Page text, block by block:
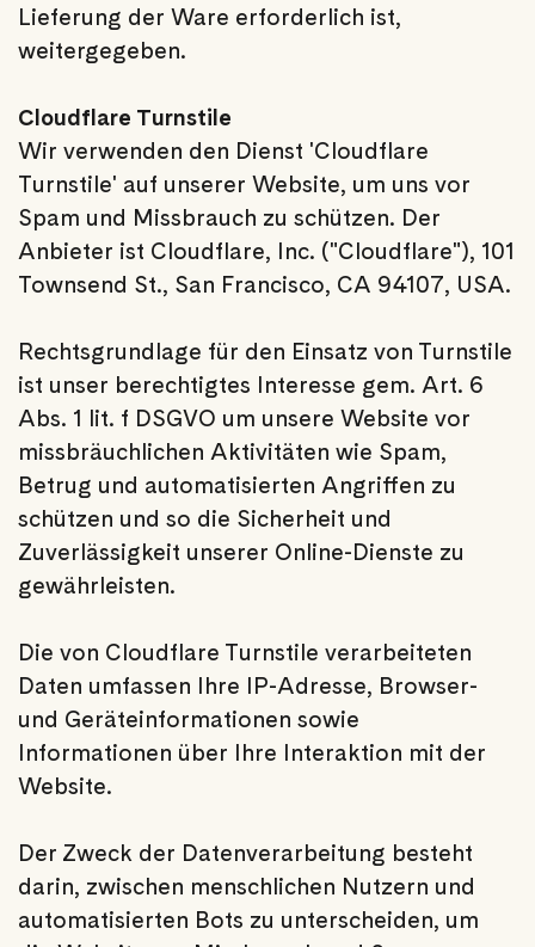
Lieferung der Ware erforderlich ist,
weitergegeben.
Cloudflare Turnstile
Wir verwenden den Dienst 'Cloudflare
Turnstile' auf unserer Website, um uns vor
Spam und Missbrauch zu schützen. Der
Anbieter ist Cloudflare, Inc. ("Cloudflare"), 101
Townsend St., San Francisco, CA 94107, USA.
Rechtsgrundlage für den Einsatz von Turnstile
ist unser berechtigtes Interesse gem. Art. 6
Abs. 1 lit. f DSGVO um unsere Website vor
missbräuchlichen Aktivitäten wie Spam,
Betrug und automatisierten Angriffen zu
schützen und so die Sicherheit und
Zuverlässigkeit unserer Online-Dienste zu
gewährleisten.
Die von Cloudflare Turnstile verarbeiteten
Daten umfassen Ihre IP-Adresse, Browser-
und Geräteinformationen sowie
Informationen über Ihre Interaktion mit der
Website.
Der Zweck der Datenverarbeitung besteht
darin, zwischen menschlichen Nutzern und
automatisierten Bots zu unterscheiden, um